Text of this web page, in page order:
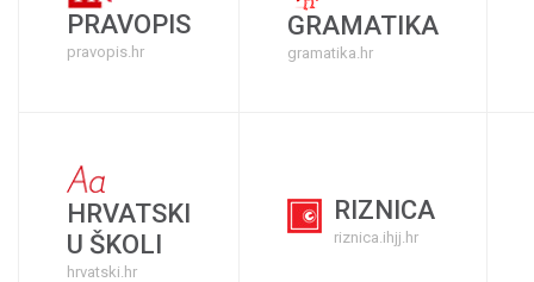
PRAVOPIS
pravopis.hr
GRAMATIKA
gramatika.hr
HRVATSKI
U ŠKOLI
hrvatski.hr
RIZNICA
riznica.ihjj.hr